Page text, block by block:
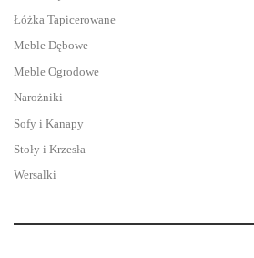
Łóżka Tapicerowane
Meble Dębowe
Meble Ogrodowe
Narożniki
Sofy i Kanapy
Stoły i Krzesła
Wersalki